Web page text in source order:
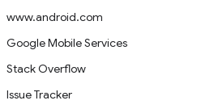
www.android.com
Google Mobile Services
Stack Overflow
Issue Tracker